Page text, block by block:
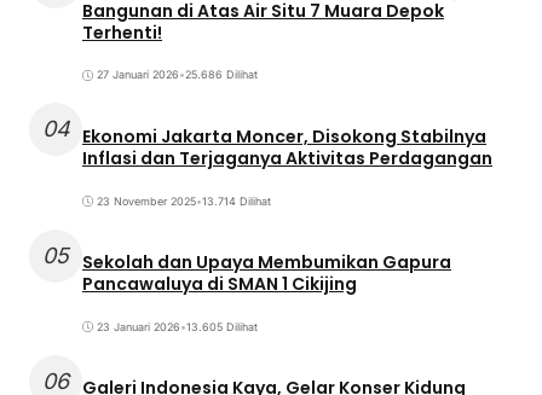
Bangunan di Atas Air Situ 7 Muara Depok
Terhenti!
27 Januari 2026•25.686 Dilihat
04 Ekonomi Jakarta Moncer, Disokong Stabilnya
Inflasi dan Terjaganya Aktivitas Perdagangan
23 November 2025•13.714 Dilihat
05 Sekolah dan Upaya Membumikan Gapura
Pancawaluya di SMAN 1 Cikijing
23 Januari 2026•13.605 Dilihat
06 Galeri Indonesia Kaya, Gelar Konser Kidung